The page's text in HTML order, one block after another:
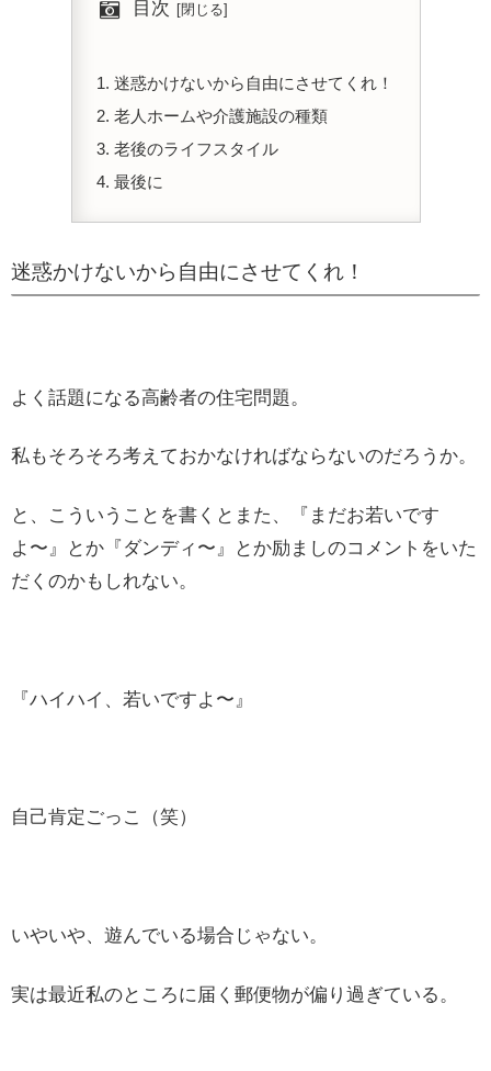
目次
迷惑かけないから自由にさせてくれ！
老人ホームや介護施設の種類
老後のライフスタイル
最後に
迷惑かけないから自由にさせてくれ！
よく話題になる高齢者の住宅問題。
私もそろそろ考えておかなければならないのだろうか。
と、こういうことを書くとまた、『まだお若いです
よ〜』とか『ダンディ〜』とか励ましのコメントをいた
だくのかもしれない。
『ハイハイ、若いですよ〜』
自己肯定ごっこ（笑）
いやいや、遊んでいる場合じゃない。
実は最近私のところに届く郵便物が偏り過ぎている。